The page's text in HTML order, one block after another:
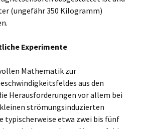
(ungefähr 350 Kilogramm)
Experimente
Mathematik zur
aus den
Herausforderungen vor allem bei
kleinen strömungsinduzierten
typischerweise etwa zwei bis fünf